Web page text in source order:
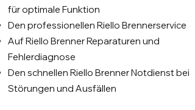
für optimale Funktion
Den professionellen Riello Brennerservice
Auf Riello Brenner Reparaturen und
Fehlerdiagnose
Den schnellen Riello Brenner Notdienst bei
Störungen und Ausfällen